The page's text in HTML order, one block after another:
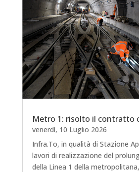
Metro 1: risolto il contratto
venerdì, 10 Luglio 2026
Infra.To, in qualità di Stazione
lavori di realizzazione del
della Linea 1 della